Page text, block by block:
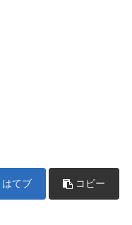
はてブ コピー